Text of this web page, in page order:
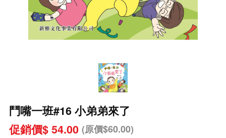
鬥嘴一班#16 小弟弟來了
促銷價$ 54.00 (原價$60.00)